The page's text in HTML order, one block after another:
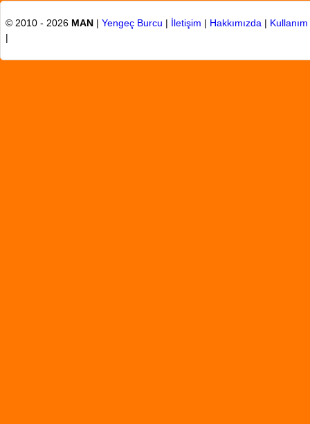
© 2010 - 2026 MAN | Yengeç Burcu | İletişim | Hakkımızda |
|